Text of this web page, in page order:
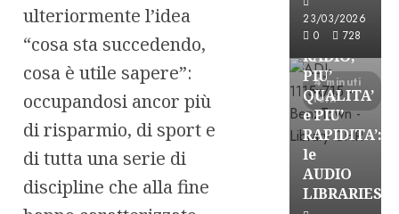
ulteriormente l’idea
“cosa sta succedendo,
cosa è utile sapere”:
occupandosi ancor più
di risparmio, di sport e
di tutta una serie di
discipline che alla fine
23/03/2026
0
728
4 minuti
letti
Per la
RADIO,
PIU’
QUALITA’
e PIU’
RAPIDITA’:
le
AUDIO
LIBRARIES
Partnership